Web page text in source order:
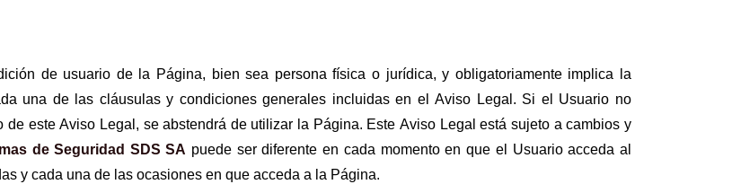
de usuario de la Página, bien sea persona física o jurídica, y obligatoriamente implica la
una de las cláusulas y condiciones generales incluidas en el Aviso Legal. Si el Usuario no
este Aviso Legal, se abstendrá de utilizar la Página. Este Aviso Legal está sujeto a cambios y
de Seguridad SDS SA puede ser diferente en cada momento en que el Usuario acceda al
y cada una de las ocasiones en que acceda a la Página.